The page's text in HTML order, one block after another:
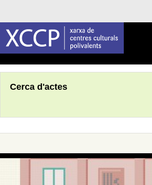
Cerca d'actes